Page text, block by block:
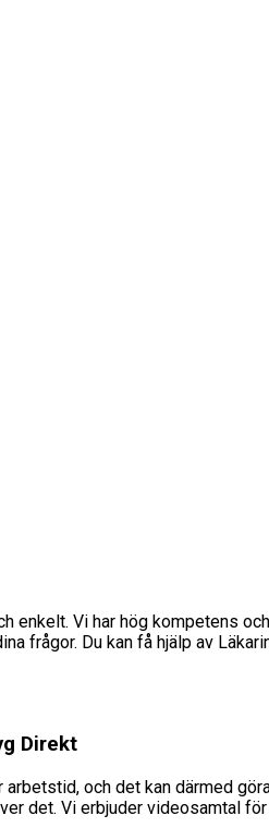
enkelt. Vi har hög kompetens
frågor. Du kan få hjälp av
Direkt
och det kan därmed
det. Vi erbjuder videosamtal